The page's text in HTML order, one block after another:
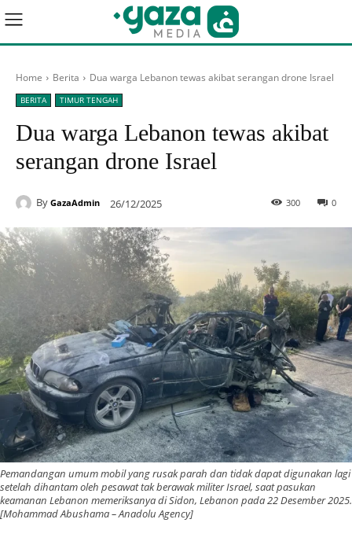
Home Berita Dua warga Lebanon tewas akibat serangan drone Israel
BERITA TIMUR TENGAH
Dua warga Lebanon tewas akibat
serangan drone Israel
By GazaAdmin 26/12/2025 0
300
Pemandangan umum mobil yang rusak parah dan tidak dapat digunakan lagi
setelah dihantam oleh pesawat tak berawak militer Israel, saat pasukan
keamanan Lebanon memeriksanya di Sidon, Lebanon pada 22 Desember 2025.
[Mohammad Abushama – Anadolu Agency]